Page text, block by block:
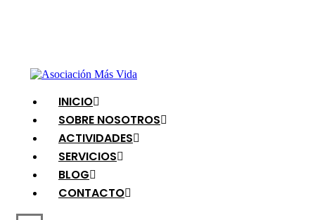
INICIO
SOBRE NOSOTROS
ACTIVIDADES
SERVICIOS
BLOG
CONTACTO